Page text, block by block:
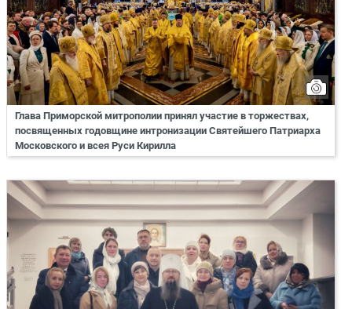
Глава Приморской митрополии принял участие в торжествах,
посвященных годовщине интронизации Святейшего Патриарха
Московского и всея Руси Кирилла